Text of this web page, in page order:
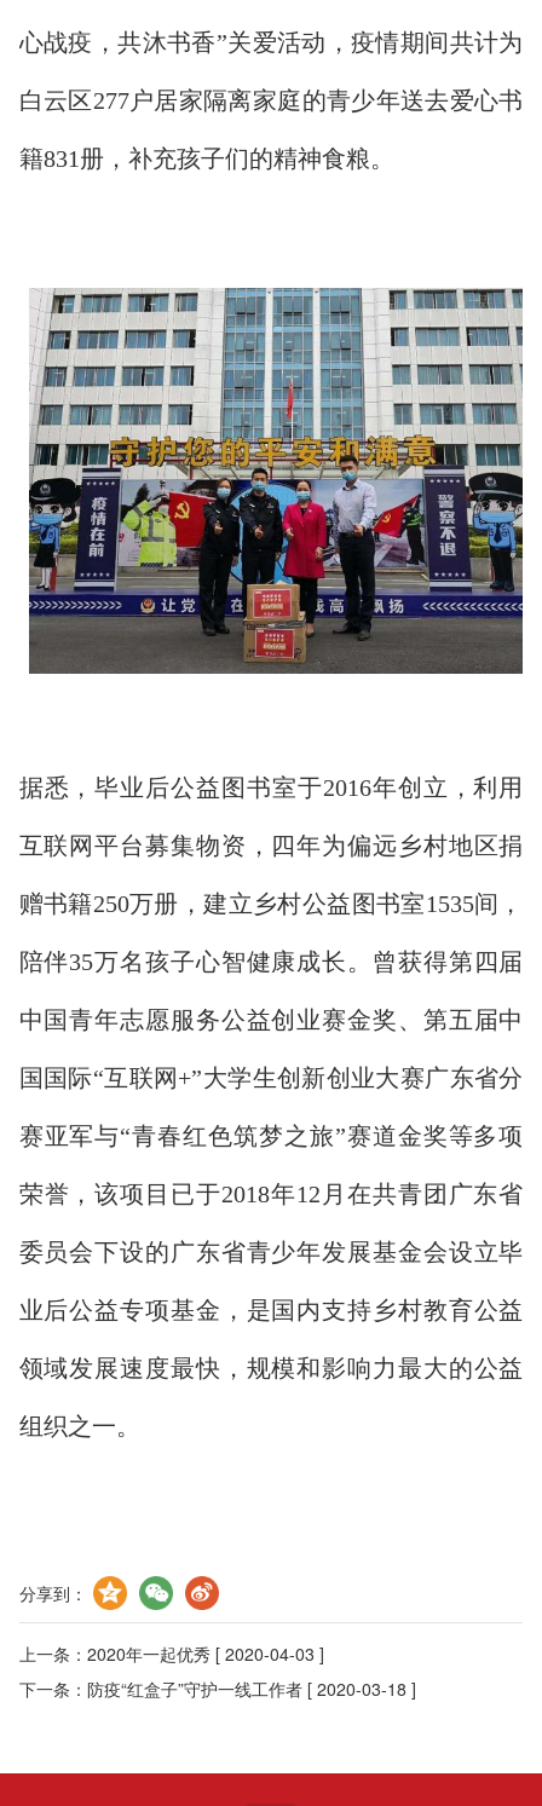
心战疫，共沐书香”关爱活动，疫情期间共计为
白云区277户居家隔离家庭的青少年送去爱心书
籍831册，补充孩子们的精神食粮。
据悉，毕业后公益图书室于2016年创立，利用
互联网平台募集物资，四年为偏远乡村地区捐
赠书籍250万册，建立乡村公益图书室1535间，
陪伴35万名孩子心智健康成长。曾获得第四届
中国青年志愿服务公益创业赛金奖、第五届中
国国际“互联网+”大学生创新创业大赛广东省分
赛亚军与“青春红色筑梦之旅”赛道金奖等多项
荣誉，该项目已于2018年12月在共青团广东省
委员会下设的广东省青少年发展基金会设立毕
业后公益专项基金，是国内支持乡村教育公益
领域发展速度最快，规模和影响力最大的公益
组织之一。
分享到：
上一条： 2020年一起优秀 [ 2020-04-03 ]
下一条： 防疫“红盒子”守护一线工作者 [ 2020-03-18 ]